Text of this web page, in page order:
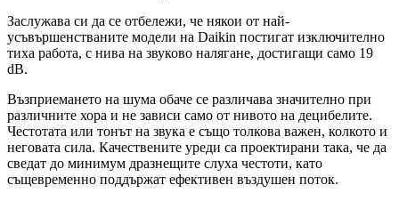
Заслужава си да се отбележи, че някои от най-
усъвършенстваните модели на Daikin постигат изключително
тиха работа, с нива на звуково налягане, достигащи само 19
dB.
Възприемането на шума обаче се различава значително при
различните хора и не зависи само от нивото на децибелите.
Честотата или тонът на звука е също толкова важен, колкото и
неговата сила. Качествените уреди са проектирани така, че да
сведат до минимум дразнещите слуха честоти, като
същевременно поддържат ефективен въздушен поток.